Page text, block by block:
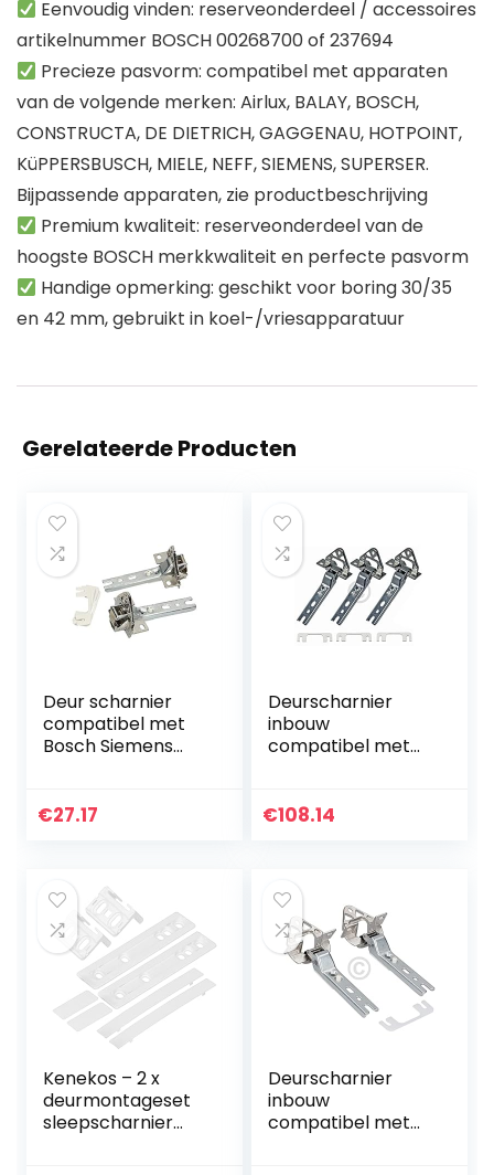
Eenvoudig vinden: reserveonderdeel / accessoires
artikelnummer BOSCH 00268700 of 237694
Precieze pasvorm: compatibel met apparaten
van de volgende merken: Airlux, BALAY, BOSCH,
CONSTRUCTA, DE DIETRICH, GAGGENAU, HOTPOINT,
KüPPERSBUSCH, MIELE, NEFF, SIEMENS, SUPERSER.
Bijpassende apparaten, zie productbeschrijving
Premium kwaliteit: reserveonderdeel van de
hoogste BOSCH merkkwaliteit en perfecte pasvorm
Handige opmerking: geschikt voor boring 30/35
en 42 mm, gebruikt in koel-/vriesapparatuur
Gerelateerde Producten
Deur scharnier
compatibel met
Bosch Siemens
deur 00268698
€27.17
Deurscharnier
inbouw
compatibel met
stuks
€108.14
Kenekos – 2 x
deurmontageset
sleepscharnier
Deurscharnier
inbouw
compatibel met